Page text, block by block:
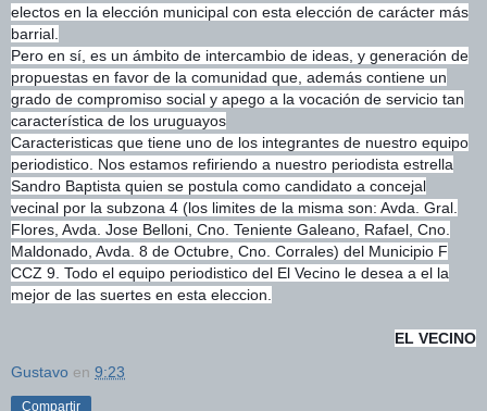
electos en la elección municipal con esta elección de carácter más
barrial.
Pero en sí, es un ámbito de intercambio de ideas, y generación de
propuestas en favor de la comunidad que, además contiene un
grado de compromiso social y apego a la vocación de servicio tan
característica de los uruguayos
Caracteristicas que tiene uno de los integrantes de nuestro equipo
periodistico. Nos estamos refiriendo a nuestro periodista estrella
Sandro Baptista quien se postula como candidato a concejal
vecinal por la subzona 4 (los limites de la misma son: Avda. Gral.
Flores, Avda. Jose Belloni, Cno. Teniente Galeano, Rafael, Cno.
Maldonado, Avda. 8 de Octubre, Cno. Corrales) del Municipio F
CCZ 9. Todo el equipo periodistico del El Vecino le desea a el la
mejor de las suertes en esta eleccion.
EL VECINO
Gustavo en 9:23
Compartir